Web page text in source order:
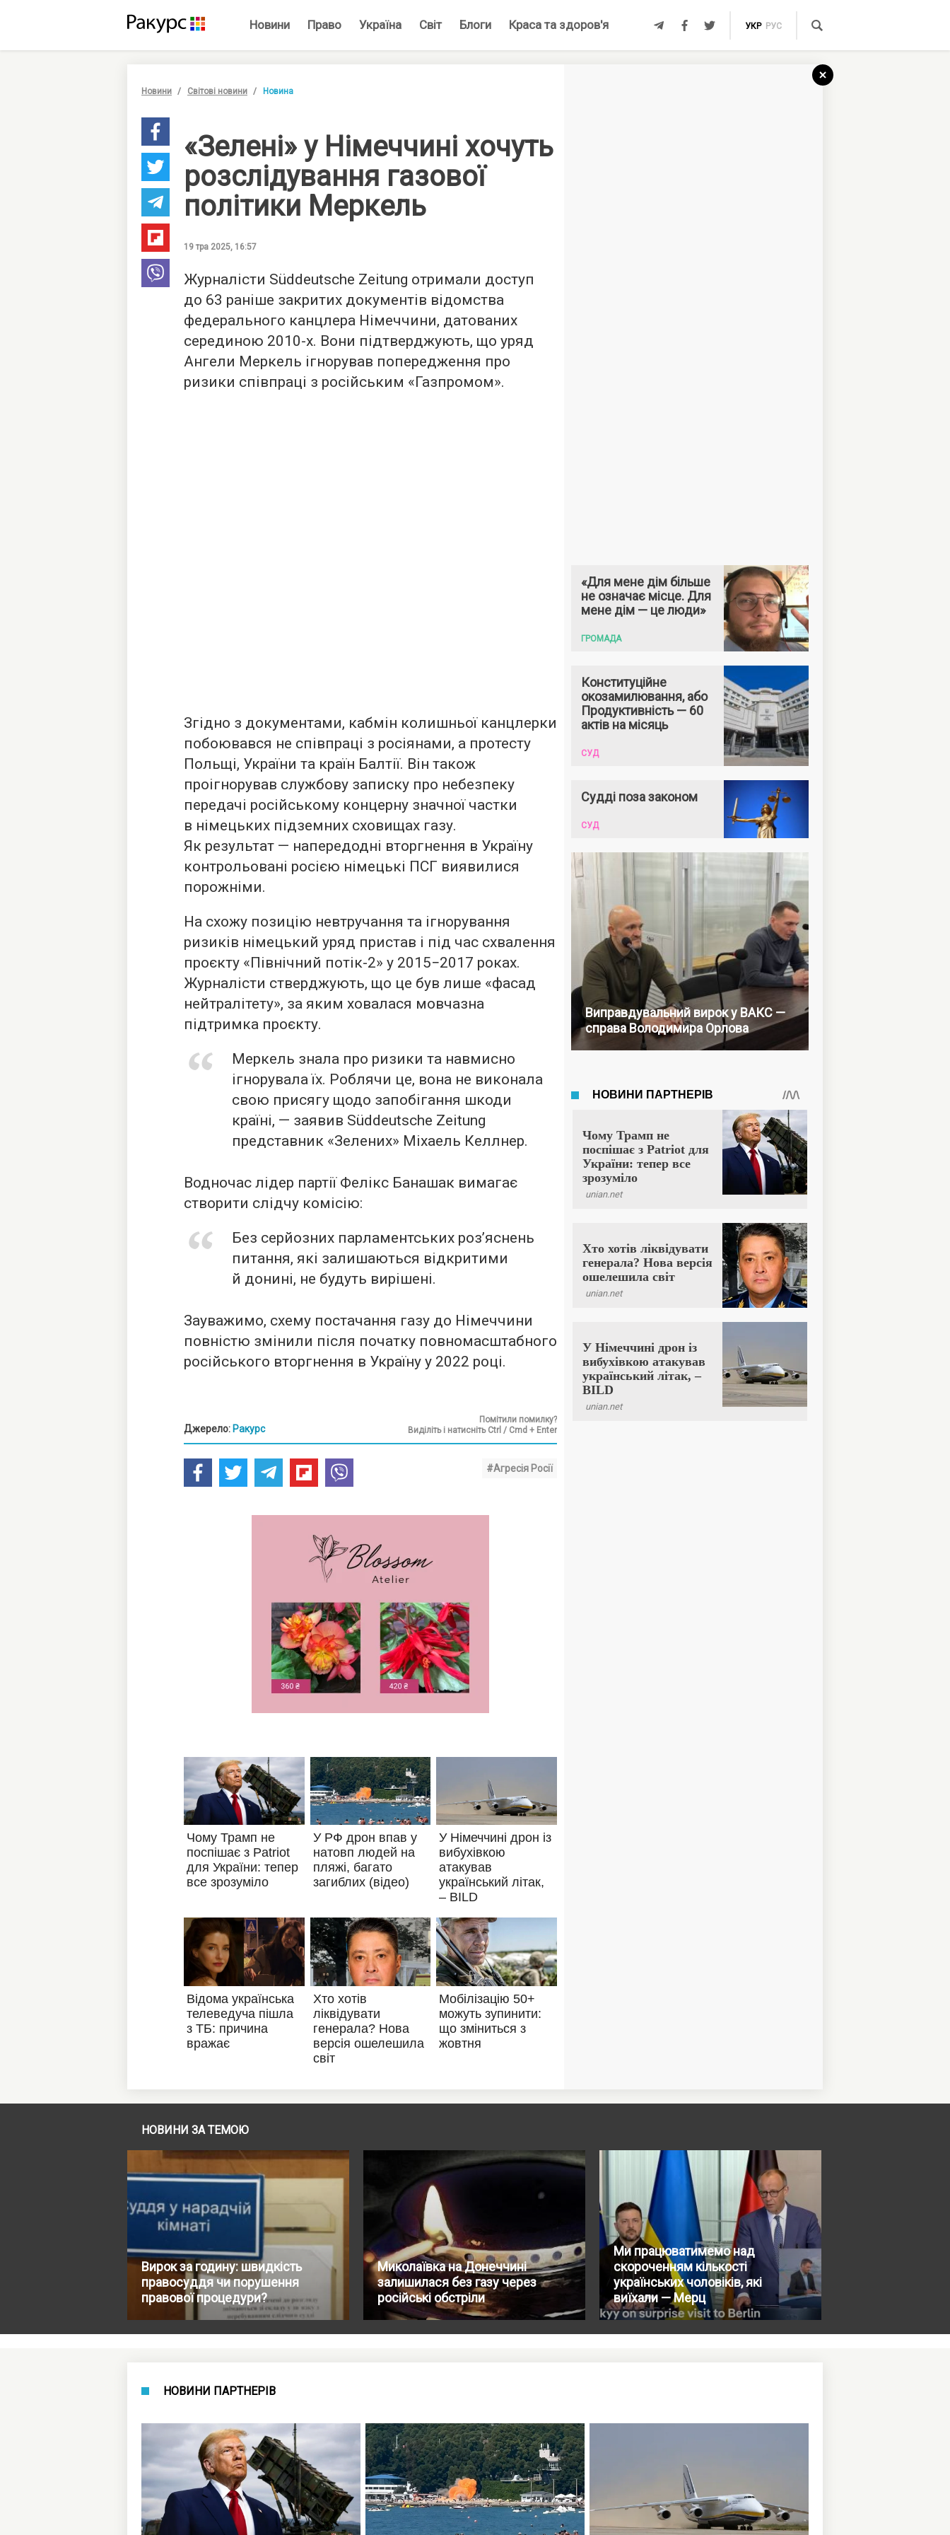
Новини Право Україна Світ Блоги Краса та здоров'я УКР РУС
Новини Світові новини Новина
«Зелені» у Німеччині хочуть
розслідування газової
політики Меркель
19 тра 2025, 16:57
Журналісти Süddeutsche Zeitung отримали доступ
до 63 раніше закритих документів відомства
федерального канцлера Німеччини, датованих
серединою 2010-х. Вони підтверджують, що уряд
Ангели Меркель ігнорував попередження про
ризики співпраці з російським «Газпромом».
Згідно з документами, кабмін колишньої канцлерки
побоювався не співпраці з росіянами, а протесту
Польщі, України та країн Балтії. Він також
проігнорував службову записку про небезпеку
передачі російському концерну значної частки
в німецьких підземних сховищах газу.
Як результат — напередодні вторгнення в Україну
контрольовані росією німецькі ПСГ виявилися
порожніми.
На схожу позицію невтручання та ігнорування
ризиків німецький уряд пристав і під час схвалення
проєкту «Північний потік-2» у 2015−2017 роках.
Журналісти стверджують, що це був лише «фасад
нейтралітету», за яким ховалася мовчазна
підтримка проєкту.
Меркель знала про ризики та навмисно
ігнорувала їх. Роблячи це, вона не виконала
свою присягу щодо запобігання шкоди
країні, — заявив Süddeutsche Zeitung
представник «Зелених» Міхаель Келлнер.
Водночас лідер партії Фелікс Банашак вимагає
створити слідчу комісію:
Без серйозних парламентських роз’яснень
питання, які залишаються відкритими
й донині, не будуть вирішені.
Зауважимо, схему постачання газу до Німеччини
повністю змінили після початку повномасштабного
російського вторгнення в Україну у 2022 році.
Джерело: Ракурс
Помітили помилку?
Виділіть і натисніть Ctrl / Cmd + Enter
#Агресія Росії
«Для мене дім більше
не означає місце. Для
мене дім — це люди»
ГРОМАДА
Конституційне
окозамилювання, або
Продуктивність — 60
актів на місяць
СУД
Судді поза законом
СУД
Виправдувальний вирок у ВАКС —
справа Володимира Орлова
НОВИНИ ЗА ТЕМОЮ
Вирок за годину: швидкість
правосуддя чи порушення
правової процедури?
Миколаївка на Донеччині
залишилася без газу через
російські обстріли
Ми працюватимемо над
скороченням кількості
українських чоловіків, які
виїхали — Мерц
НОВИНИ ПАРТНЕРІВ